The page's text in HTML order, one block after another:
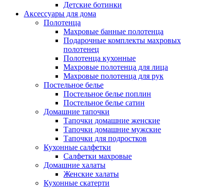
Детские ботинки
Аксессуары для дома
Полотенца
Махровые банные полотенца
Подарочные комплекты махровых
полотенец
Полотенца кухонные
Махровые полотенца для лица
Махровые полотенца для рук
Постельное белье
Постельное белье поплин
Постельное белье сатин
Домашние тапочки
Тапочки домашние женские
Тапочки домашние мужские
Тапочки для подростков
Кухонные салфетки
Салфетки махровые
Домашние халаты
Женские халаты
Кухонные скатерти